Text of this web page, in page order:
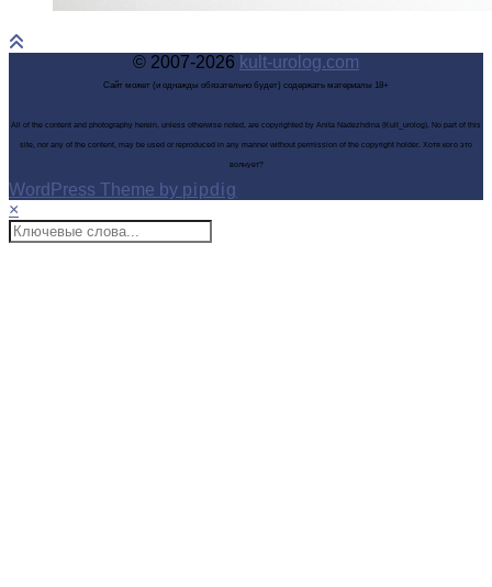
© 2007-2026 kult-urolog.com
Сайт может (и однажды обязательно будет) содержать материалы 18+
All of the content and photography herein, unless otherwise noted, are copyrighted by Anita Nadezhdina (Kult_urolog). No part of this
site, nor any of the content, may be used or reproduced in any manner without permission of the copyright holder. Хотя кого это
волнует?
WordPress Theme by pipdig
×